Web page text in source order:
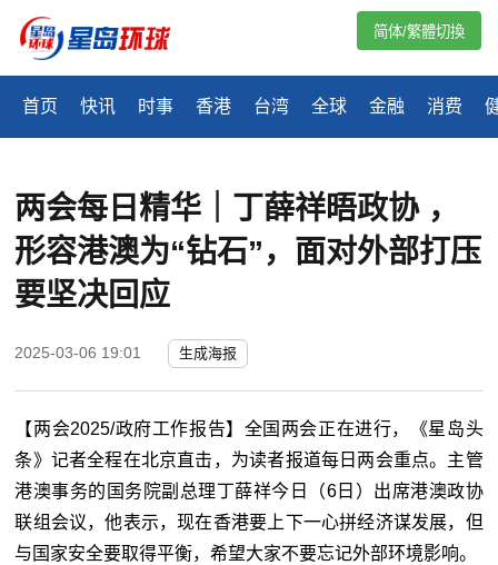
首页 快讯 时事 香港 台湾 全球 金融 消费
简体/繁體切換
两会每日精华｜丁薛祥晤政协 ，
形容港澳为“钻石”，面对外部打压
要坚决回应
2025-03-06 19:01 生成海报
【两会2025/政府工作报告】全国两会正在进行，《星岛头
条》记者全程在北京直击，为读者报道每日两会重点。主管
港澳事务的国务院副总理丁薛祥今日（6日）出席港澳政协
联组会议，他表示，现在香港要上下一心拼经济谋发展，但
与国家安全要取得平衡，希望大家不要忘记外部环境影响。